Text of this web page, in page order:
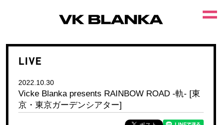
LIVE
2022.10.30
Vicke Blanka presents RAINBOW ROAD -軌- [東
京・東京ガーデンシアター]